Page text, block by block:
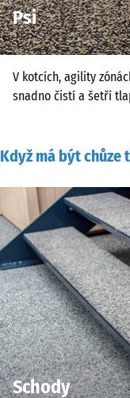
Psi
V kotcích, agility
snadno čistí a šetří
Když má být chůze
Schody